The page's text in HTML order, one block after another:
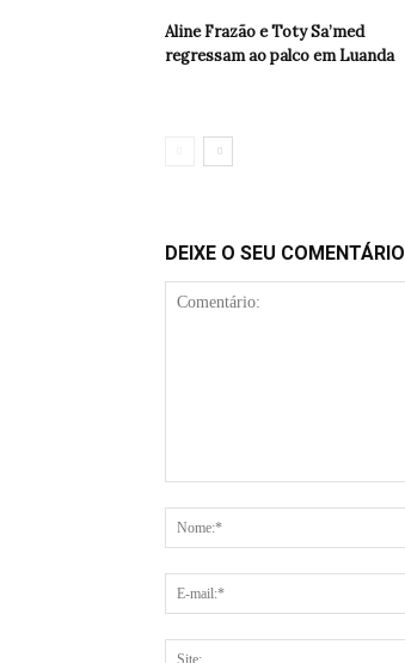
Aline Frazão e Toty Sa’med
regressam ao palco em Luanda
DEIXE O SEU COMENTÁRIO